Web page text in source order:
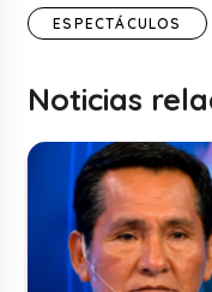
ESPECTÁCULOS
Noticias